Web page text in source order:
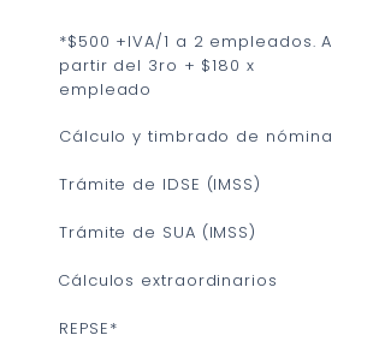
*$500 +IVA/1 a 2 empleados. A
partir del 3ro + $180 x
empleado
Cálculo y timbrado de nómina
Trámite de IDSE (IMSS)
Trámite de SUA (IMSS)
Cálculos extraordinarios
REPSE*